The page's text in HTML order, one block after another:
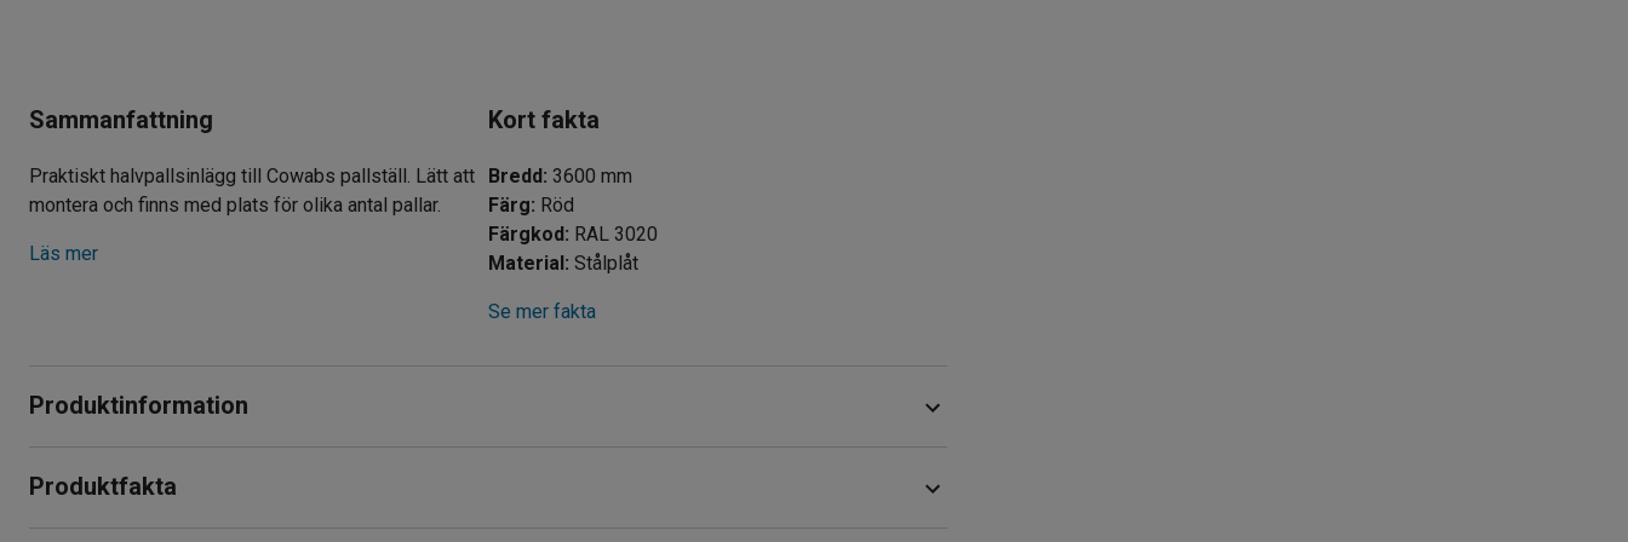
Sammanfattning
Praktiskt halvpallsinlägg till Cowabs pallställ. Lätt att
montera och finns med plats för olika antal pallar.
Läs mer
Kort fakta
Bredd : 3600 mm
Färg: Röd
Färgkod : RAL 3020
Material : Stålplåt
Se mer fakta
Produktinformation
stryktålig stålplåt och levereras med skruvar för montering.
Produktfakta